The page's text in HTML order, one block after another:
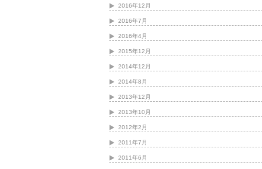
2016年12月
2016年7月
2016年4月
2015年12月
2014年12月
2014年8月
2013年12月
2013年10月
2012年2月
2011年7月
2011年6月